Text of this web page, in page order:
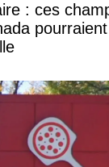
: ces